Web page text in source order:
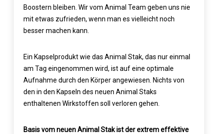
Boostern bleiben. Wir vom Animal Team geben uns nie
mit etwas zufrieden, wenn man es vielleicht noch
besser machen kann.
Ein Kapselprodukt wie das Animal Stak, das nur einmal
am Tag eingenommen wird, ist auf eine optimale
Aufnahme durch den Körper angewiesen. Nichts von
den in den Kapseln des neuen Animal Staks
enthaltenen Wirkstoffen soll verloren gehen.
Basis vom neuen Animal Stak ist der extrem effektive